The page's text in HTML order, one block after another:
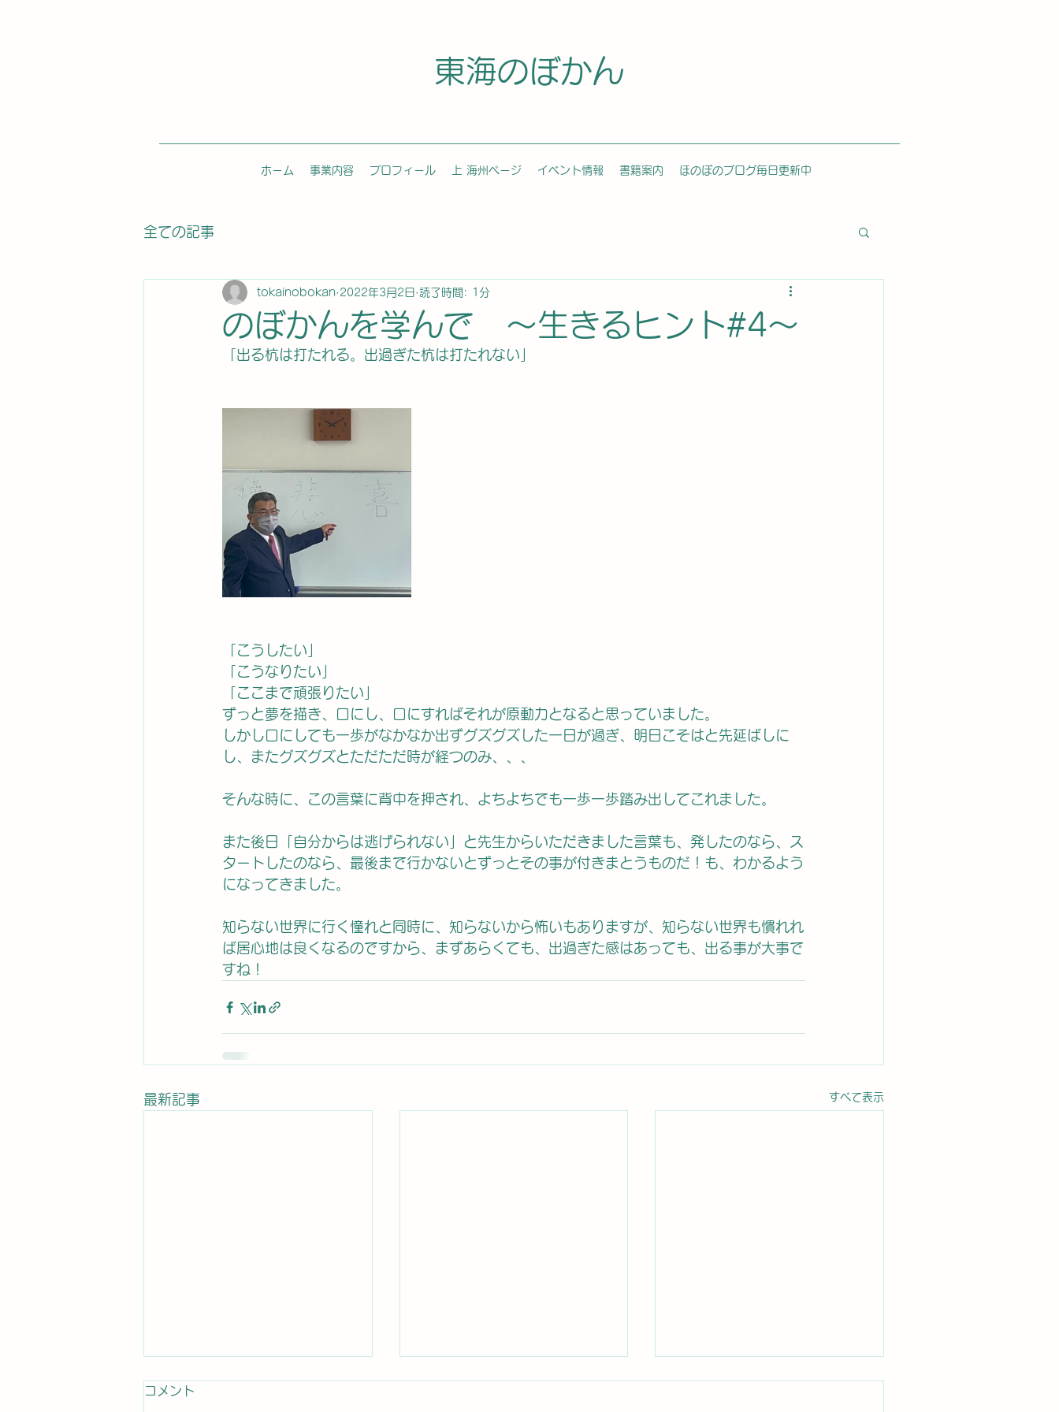
東海のぼかん
ホーム 事業内容 プロフィール 上 海州ページ イベント情報 書籍案内 ほのぼのブログ毎日更新中
全ての記事
のぼかんを学んで 〜生きるヒント#4〜
tokainobokan 2022年3月2日 読了時間: 1分
「出る杭は打たれる。出過ぎた杭は打たれない」
「こうしたい」
「こうなりたい」
「ここまで頑張りたい」
ずっと夢を描き、口にし、口にすればそれが原動力となると思っていました。
しかし口にしても一歩がなかなか出ずグズグズした一日が過ぎ、明日こそはと先延ばしに
し、またグズグズとただただ時が経つのみ、、、
そんな時に、この言葉に背中を押され、よちよちでも一歩一歩踏み出してこれました。
また後日「自分からは逃げられない」と先生からいただきました言葉も、発したのなら、ス
タートしたのなら、最後まで行かないとずっとその事が付きまとうものだ！も、わかるよう
になってきました。
知らない世界に行く憧れと同時に、知らないから怖いもありますが、知らない世界も慣れれ
ば居心地は良くなるのですから、まずあらくても、出過ぎた感はあっても、出る事が大事で
すね！
最新記事 すべて表示
コメント